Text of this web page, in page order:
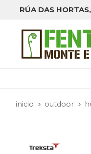
RÚA DAS
inicio outdoor